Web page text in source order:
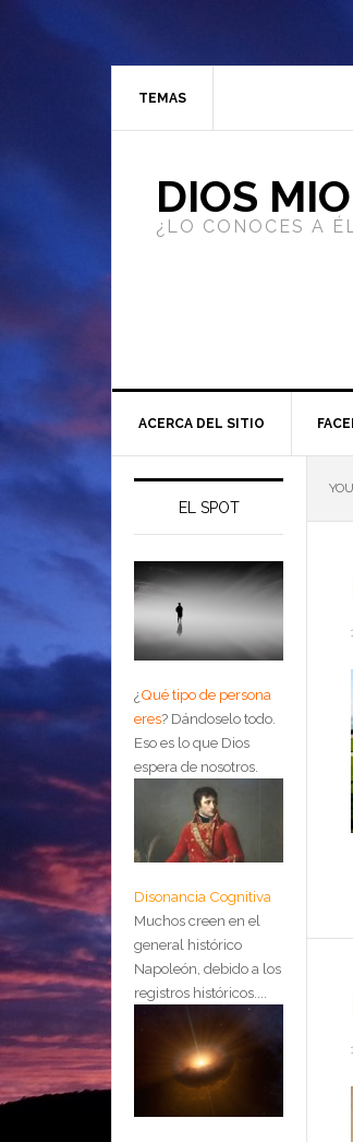
TEMAS
DIOS
¿LO CONOCES A
ACERCA DEL SITIO
EL SPOT
¿Qué tipo de persona
eres? Dándoselo todo.
Eso es lo que Dios
espera de nosotros.
Disonancia Cognitiva
Muchos creen en el
general histórico
Napoleón, debido a los
registros históricos....